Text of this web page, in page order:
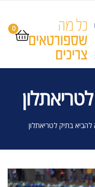
0
בתיק לטריאתלון